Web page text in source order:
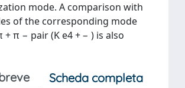
mode. A comparison with
of the corresponding mode
+ π − pair (K e4 + − ) is also
Scheda completa